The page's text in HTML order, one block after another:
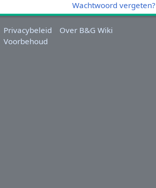
Wachtwoord vergeten?
Privacybeleid
Over B&G Wiki
Voorbehoud